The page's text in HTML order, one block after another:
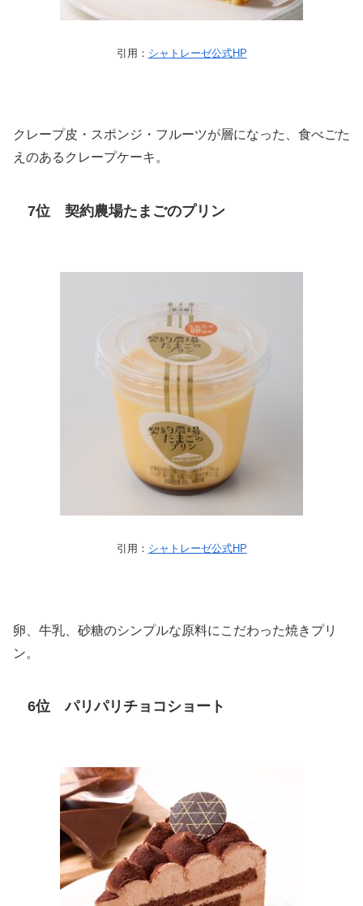
引用： シャトレーゼ公式HP
クレープ皮・スポンジ・フルーツが層になった、食べごた
えのあるクレープケーキ。
7位 契約農場たまごのプリン
引用： シャトレーゼ公式HP
卵、牛乳、砂糖のシンプルな原料にこだわった焼きプリ
ン。
6位 パリパリチョコショート